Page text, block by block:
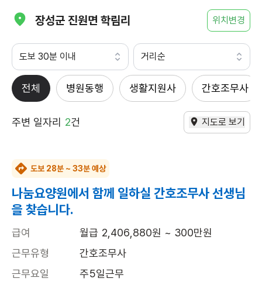
장성군 진원면 학림리 위치변경
도보 30분 이내 거리순
전체 병원동행 생활지원사 간호조무사
주변 일자리 2건 지도로 보기
도보 28분 ~ 33분 예상
나눔요양원에서 함께 일하실 간호조무사 선생님
을 찾습니다.
급여
월급 2,406,880원 ~ 300만원
근무유형
간호조무사
근무요일
주5일근무